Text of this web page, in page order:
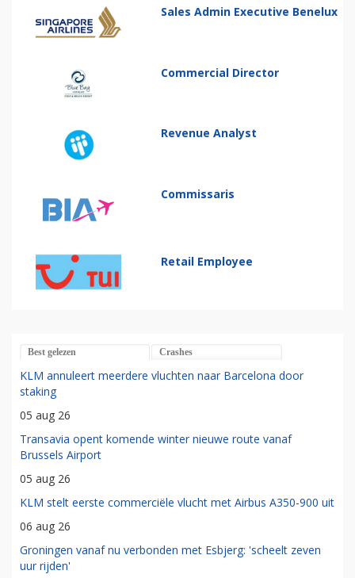
Sales Admin Executive Benelux
Commercial Director
Revenue Analyst
Commissaris
Retail Employee
Best gelezen Crashes
KLM annuleert meerdere vluchten naar Barcelona door
staking
05 aug 26
Transavia opent komende winter nieuwe route vanaf
Brussels Airport
05 aug 26
KLM stelt eerste commerciële vlucht met Airbus A350-900 uit
06 aug 26
Groningen vanaf nu verbonden met Esbjerg: 'scheelt zeven
uur rijden'